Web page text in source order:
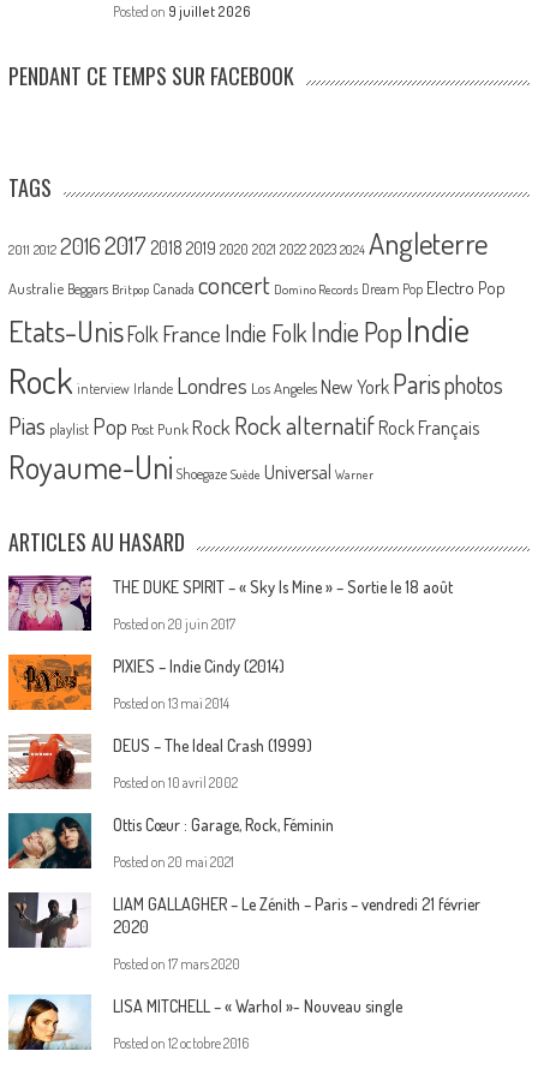
Posted on 9 juillet 2026
PENDANT CE TEMPS SUR FACEBOOK
TAGS
2011 2012 20162017 2018 2019 2020 2021 2022 2023 2024 Angleterre
Australie Beggars Britpop Canada concert Domino Records Dream Pop Electro Pop
Etats-UnisFolk France Indie Folk Indie PopIndie
Rock interview Irlande Londres Los Angeles New York Parisphotos
Pias playlist Pop Post Punk Rock Rock alternatif Rock Français
Royaume-Uni Shoegaze Suède Universal Warner
ARTICLES AU HASARD
THE DUKE SPIRIT – « Sky Is Mine » – Sortie le 18 août
Posted on 20 juin 2017
PIXIES – Indie Cindy (2014)
Posted on 13 mai 2014
DEUS – The Ideal Crash (1999)
Posted on 10 avril 2002
Ottis Cœur : Garage, Rock, Féminin
Posted on 20 mai 2021
LIAM GALLAGHER – Le Zénith – Paris – vendredi 21 février
2020
Posted on 17 mars 2020
LISA MITCHELL – « Warhol »- Nouveau single
Posted on 12 octobre 2016